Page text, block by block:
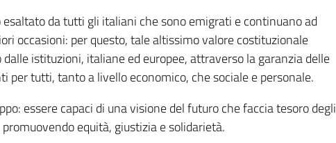
da tutti gli italiani che sono emigrati e continuano ad
occasioni: per questo, tale altissimo valore costituzionale
istituzioni, italiane ed europee, attraverso la garanzia delle
per tutti, tanto a livello economico, che sociale e personale.
essere capaci di una visione del futuro che faccia tesoro degli
equità, giustizia e solidarietà.